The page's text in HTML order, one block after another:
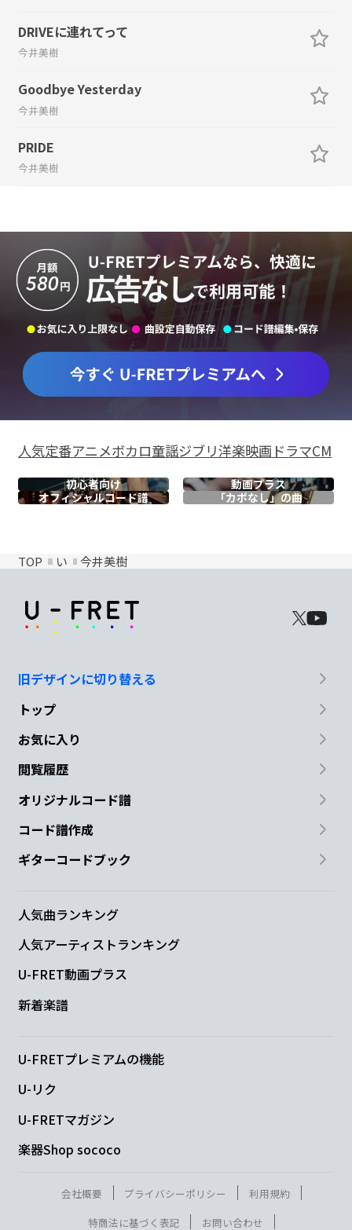
DRIVEに連れてって
今井美樹
Goodbye Yesterday
今井美樹
PRIDE
今井美樹
人気定番アニメボカロ童謡ジブリ洋楽映画ドラマCM
初心者向け
動画プラス
オフィシャルコード譜 「カポなし」の曲
TOP い 今井美樹
旧デザインに切り替える
トップ
お気に入り
閲覧履歴
オリジナルコード譜
コード譜作成
ギターコードブック
人気曲ランキング
人気アーティストランキング
U-FRET動画プラス
新着楽譜
U-FRETプレミアムの機能
U-リク
U-FRETマガジン
楽器Shop sococo
会社概要 プライバシーポリシー
利用規約
特商法に基づく表記
お問い合わせ